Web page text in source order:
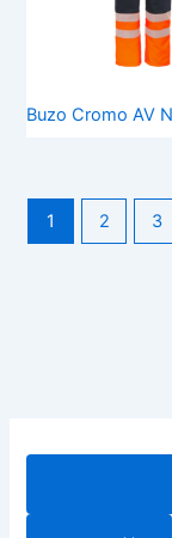
Buzo Cromo AV
1 2 3